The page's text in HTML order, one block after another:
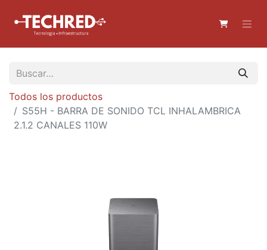
Todos los productos
S55H - BARRA DE SONIDO TCL INHALAMBRICA
2.1.2 CANALES 110W